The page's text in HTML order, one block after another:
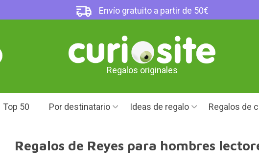
Envío gratuito a partir de 50€
Regalos originales
Top 50 Por destinatario Ideas de regalo Regalos de
Regalos de Reyes para hombres